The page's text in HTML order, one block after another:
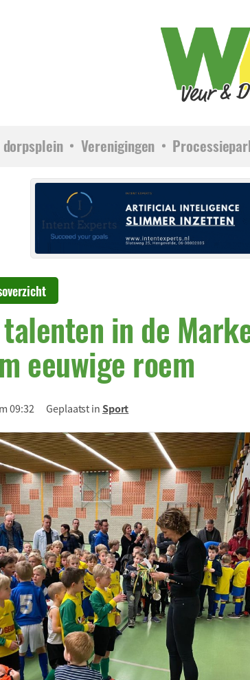
Verenigingen
in de
eeuwige roem
09:32 Geplaatst inSport